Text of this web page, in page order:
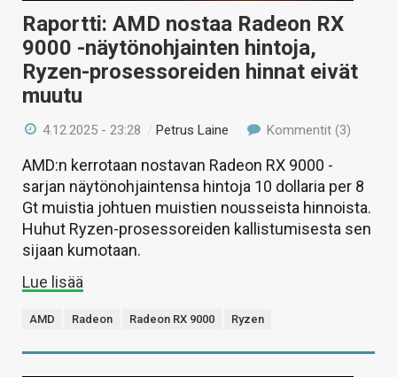
Raportti: AMD nostaa Radeon RX
9000 -näytönohjainten hintoja,
Ryzen-prosessoreiden hinnat eivät
muutu
4.12.2025 - 23:28 /Petrus Laine Kommentit (3)
AMD:n kerrotaan nostavan Radeon RX 9000 -
sarjan näytönohjaintensa hintoja 10 dollaria per 8
Gt muistia johtuen muistien nousseista hinnoista.
Huhut Ryzen-prosessoreiden kallistumisesta sen
sijaan kumotaan.
Lue lisää
AMD Radeon Radeon RX 9000 Ryzen